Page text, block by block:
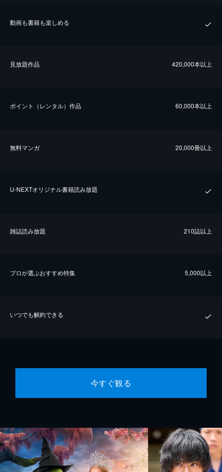
動画も書籍も楽しめる
⾒放題作品 420,000本以上
ポイント（レンタル）作品 60,000本以上
無料マンガ 20,000冊以上
U-NEXTオリジナル書籍読み放題
雑誌読み放題 210誌以上
プロが選ぶおすすめ特集 5,000以上
いつでも解約できる
今すぐ観る